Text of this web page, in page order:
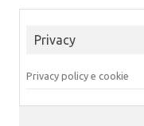
Privacy
Privacy policy e cookie